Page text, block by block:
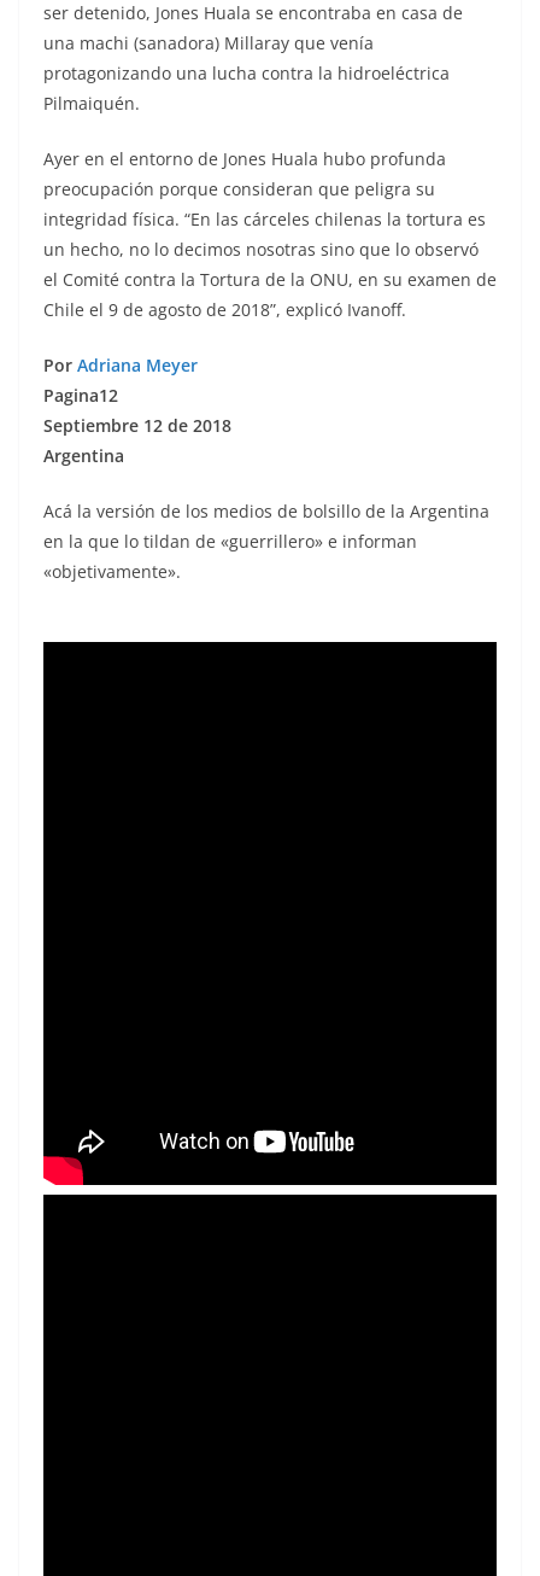
ser detenido, Jones Huala se encontraba en casa de
una machi (sanadora) Millaray que venía
protagonizando una lucha contra la hidroeléctrica
Pilmaiquén.
Ayer en el entorno de Jones Huala hubo profunda
preocupación porque consideran que peligra su
integridad física. “En las cárceles chilenas la tortura es
un hecho, no lo decimos nosotras sino que lo observó
el Comité contra la Tortura de la ONU, en su examen de
Chile el 9 de agosto de 2018”, explicó Ivanoff.
Por Adriana Meyer
Pagina12
Septiembre 12 de 2018
Argentina
Acá la versión de los medios de bolsillo de la Argentina
en la que lo tildan de «guerrillero» e informan
«objetivamente».